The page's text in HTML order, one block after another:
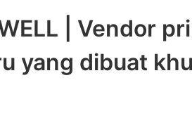
| Vendor
yang dibuat